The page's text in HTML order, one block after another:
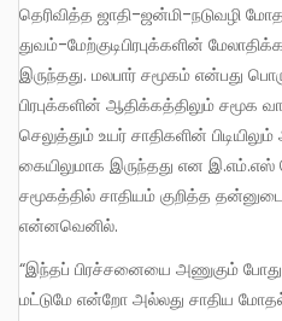
தெரிவித்த ஜாதி-ஜன்மி-நடுவழி
துவம்-மேற்குடிபிரபுக்களின்
இருந்தது. மலபார் சமூகம் என்பது
பிரபுக்களின் ஆதிக்கத்திலும் சமூக
செலுத்தும் உயர் சாதிகளின்
கையிலுமாக இருந்தது என இ.எம்.எஸ்
சமூகத்தில் சாதியம் குறித்த
என்னவெனில்.
“இந்தப் பிரச்சனையை அணுகும் போது இதனை வர்க்கப் போராட்டம்
மட்டுமே என்றோ அல்லது சாதிய மோதல்